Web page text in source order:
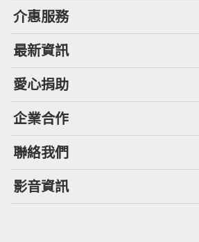
介惠服務
最新資訊
愛心捐助
企業合作
聯絡我們
影音資訊